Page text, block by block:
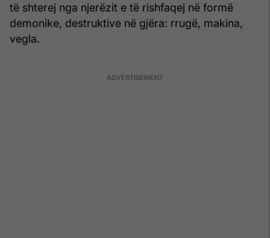
të shterej nga njerëzit e të rishfaqej në formë
demonike, destruktive në gjëra: rrugë, makina,
vegla.